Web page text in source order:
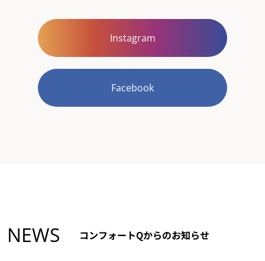
Instagram
Facebook
NEWS コンフォートQからのお知らせ